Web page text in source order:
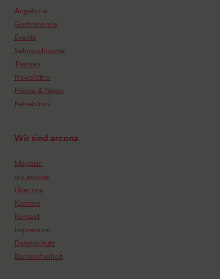
Angebote
Gastronomie
Events
Sehnsuchtsorte
Themen
Newsletter
Presse & News
Reisebüros
Wir sind arcona
Magazin
my arcona
Über uns
Karriere
Kontakt
Impressum
Datenschutz
Barrierefreiheit